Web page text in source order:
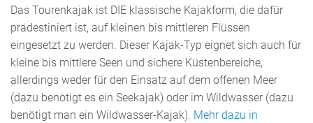
Das Tourenkajak ist DIE klassische Kajakform, die dafür
prädestiniert ist, auf kleinen bis mittleren Flüssen
eingesetzt zu werden. Dieser Kajak-Typ eignet sich auch für
kleine bis mittlere Seen und sichere Küstenbereiche,
allerdings weder für den Einsatz auf dem offenen Meer
(dazu benötigt es ein Seekajak) oder im Wildwasser (dazu
benötigt man ein Wildwasser-Kajak). Mehr dazu in